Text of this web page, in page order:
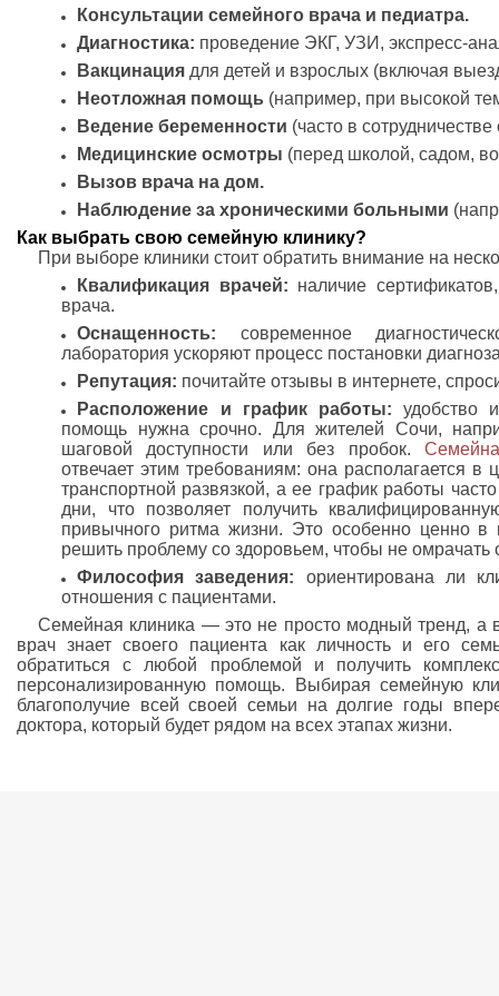
Консультации семейного врача и педиатра.
Диагностика: проведение ЭКГ, УЗИ, экспресс-
Вакцинация для детей и взрослых (включая
Неотложная помощь (например, при высокой
Ведение беременности (часто в
Медицинские осмотры (перед школой, садом,
Вызов врача на дом.
Наблюдение за хроническими больными
Как выбрать свою семейную клинику?
При выборе клиники стоит обратить внимание на
Квалификация врачей: наличие
врача.
Оснащенность: современное
лаборатория ускоряют процесс постановки
Репутация: почитайте отзывы в интернете,
Расположение и график работы: удобство
помощь нужна срочно. Для жителей Сочи,
шаговой доступности или без пробок.
отвечает этим требованиям: она располагается в
транспортной развязкой, а ее график работы
дни, что позволяет получить
привычного ритма жизни. Это особенно ценно в
решить проблему со здоровьем, чтобы не
Философия заведения: ориентирована ли
отношения с пациентами.
Семейная клиника — это не просто модный тренд, а
врач знает своего пациента как личность и его
обратиться с любой проблемой и получить
персонализированную помощь. Выбирая семейную
благополучие всей своей семьи на долгие годы
доктора, который будет рядом на всех этапах жизни.